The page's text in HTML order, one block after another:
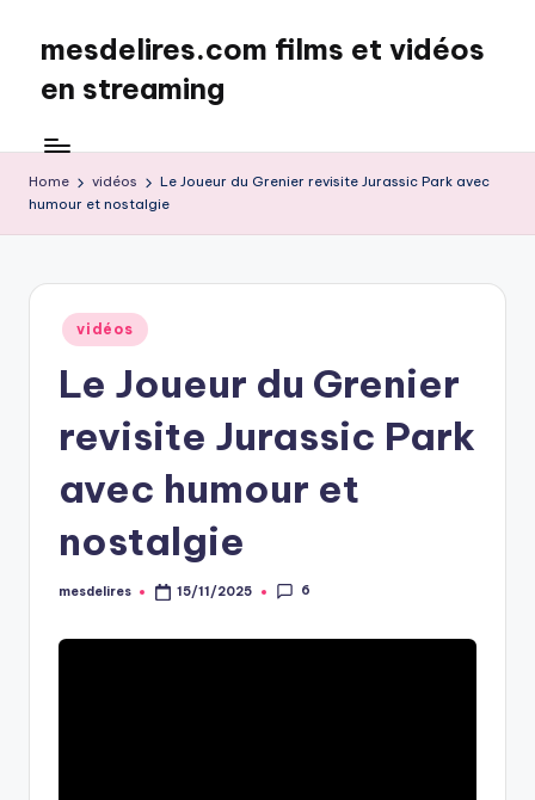
content
mesdelires.com films et vidéos
en streaming
:
film
et
video
en
français
Home vidéos
Le Joueur du Grenier revisite Jurassic Park avec
humour et nostalgie
Posted
in
vidéos
Le Joueur du Grenier
revisite Jurassic Park
avec humour et
nostalgie
Posted
mesdelires 15/11/2025 6